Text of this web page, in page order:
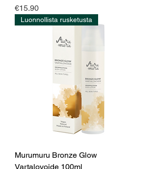
Price
€15.90
Luonnollista rusketusta
Murumuru Bronze Glow
Vartalovoide 100ml